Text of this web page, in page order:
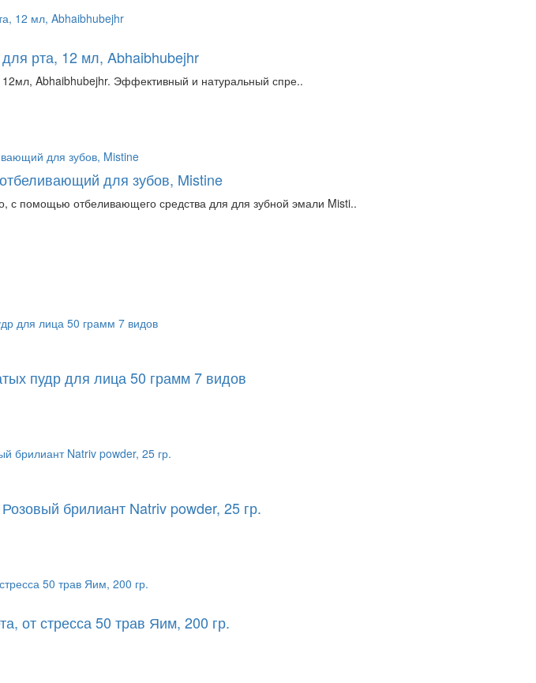
рта, 12 мл, Abhaibhubejhr
Abhaibhubejhr. Эффективный и натуральный спре..
для зубов, Mistine
с помощью отбеливающего средства для для зубной эмали Misti..
пудр для лица 50 грамм 7 видов
брилиант Natriv powder, 25 гр.
от стресса 50 трав Яим, 200 гр.